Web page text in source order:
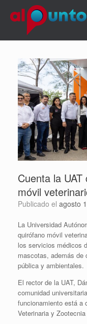
Cuenta la
móvil
Publicado el agosto
La Universidad
quirófano móvil
los servicios médicos
mascotas, además de
pública y ambientales.
El rector de la UAT,
comunidad
funcionamiento está a
Veterinaria y Zootecnia